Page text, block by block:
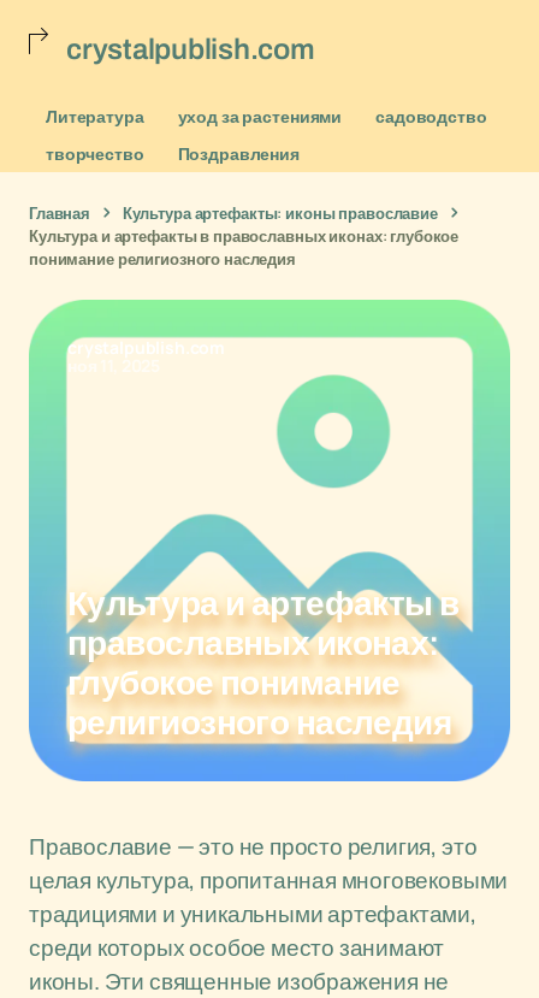
crystalpublish.com
Литература уход за растениями
садоводство
творчество
Поздравления
Главная
Культура артефакты: иконы православие
Культура и артефакты в православных иконах: глубокое
понимание религиозного наследия
crystalpublish.com
ноя 11, 2025
Культура и артефакты в
православных иконах:
глубокое понимание
религиозного наследия
Православие — это не просто религия, это
целая культура, пропитанная многовековыми
традициями и уникальными артефактами,
среди которых особое место занимают
иконы. Эти священные изображения не